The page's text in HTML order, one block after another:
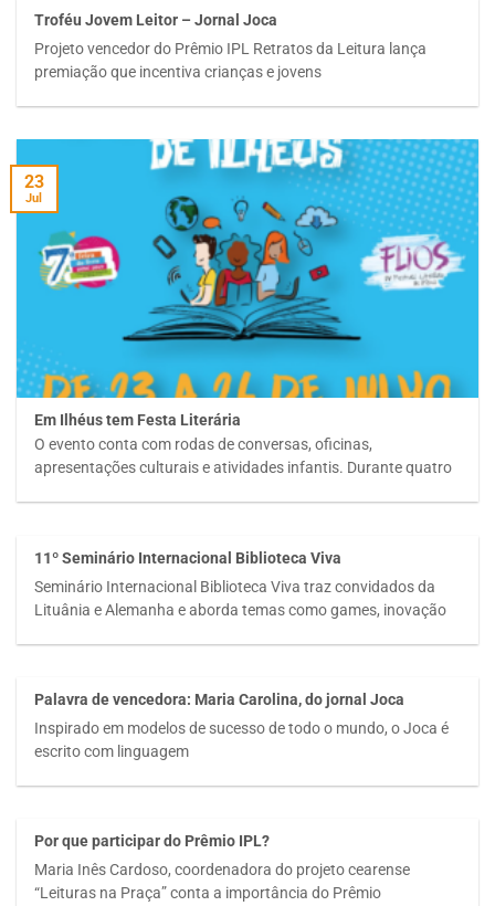
Troféu Jovem Leitor – Jornal Joca
Projeto vencedor do Prêmio IPL Retratos da Leitura lança
premiação que incentiva crianças e jovens
Em Ilhéus tem Festa Literária
O evento conta com rodas de conversas, oficinas,
apresentações culturais e atividades infantis. Durante quatro
23
Jul
11º Seminário Internacional Biblioteca Viva
Seminário Internacional Biblioteca Viva traz convidados da
Lituânia e Alemanha e aborda temas como games, inovação
Palavra de vencedora: Maria Carolina, do jornal Joca
Inspirado em modelos de sucesso de todo o mundo, o Joca é
escrito com linguagem
Por que participar do Prêmio IPL?
Maria Inês Cardoso, coordenadora do projeto cearense
“Leituras na Praça” conta a importância do Prêmio